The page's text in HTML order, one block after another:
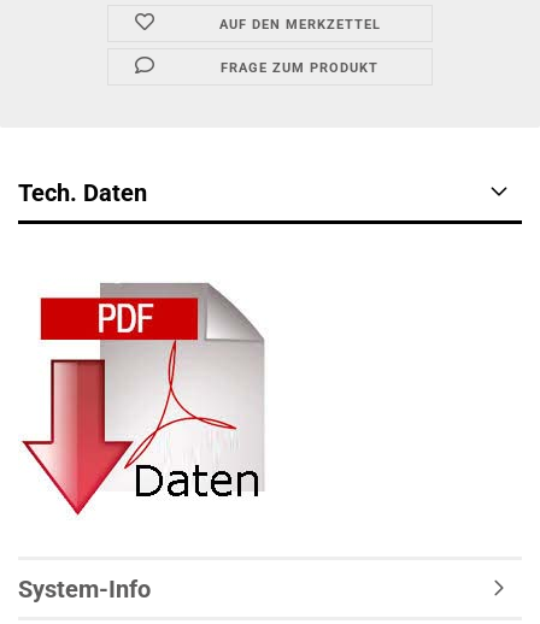
AUF DEN MERKZETTEL
FRAGE ZUM PRODUKT
Tech. Daten
System-Info